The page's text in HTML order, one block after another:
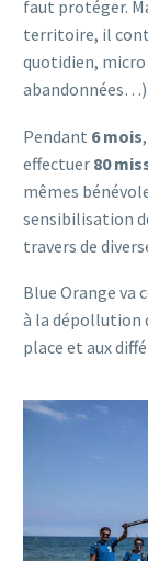
faut protéger.
territoire, il
quotidien,
abandonnées…).
Pendant 6 mois,
effectuer 80
mêmes
sensibilisation
travers de
Blue Orange va
à la dépollution
place et aux